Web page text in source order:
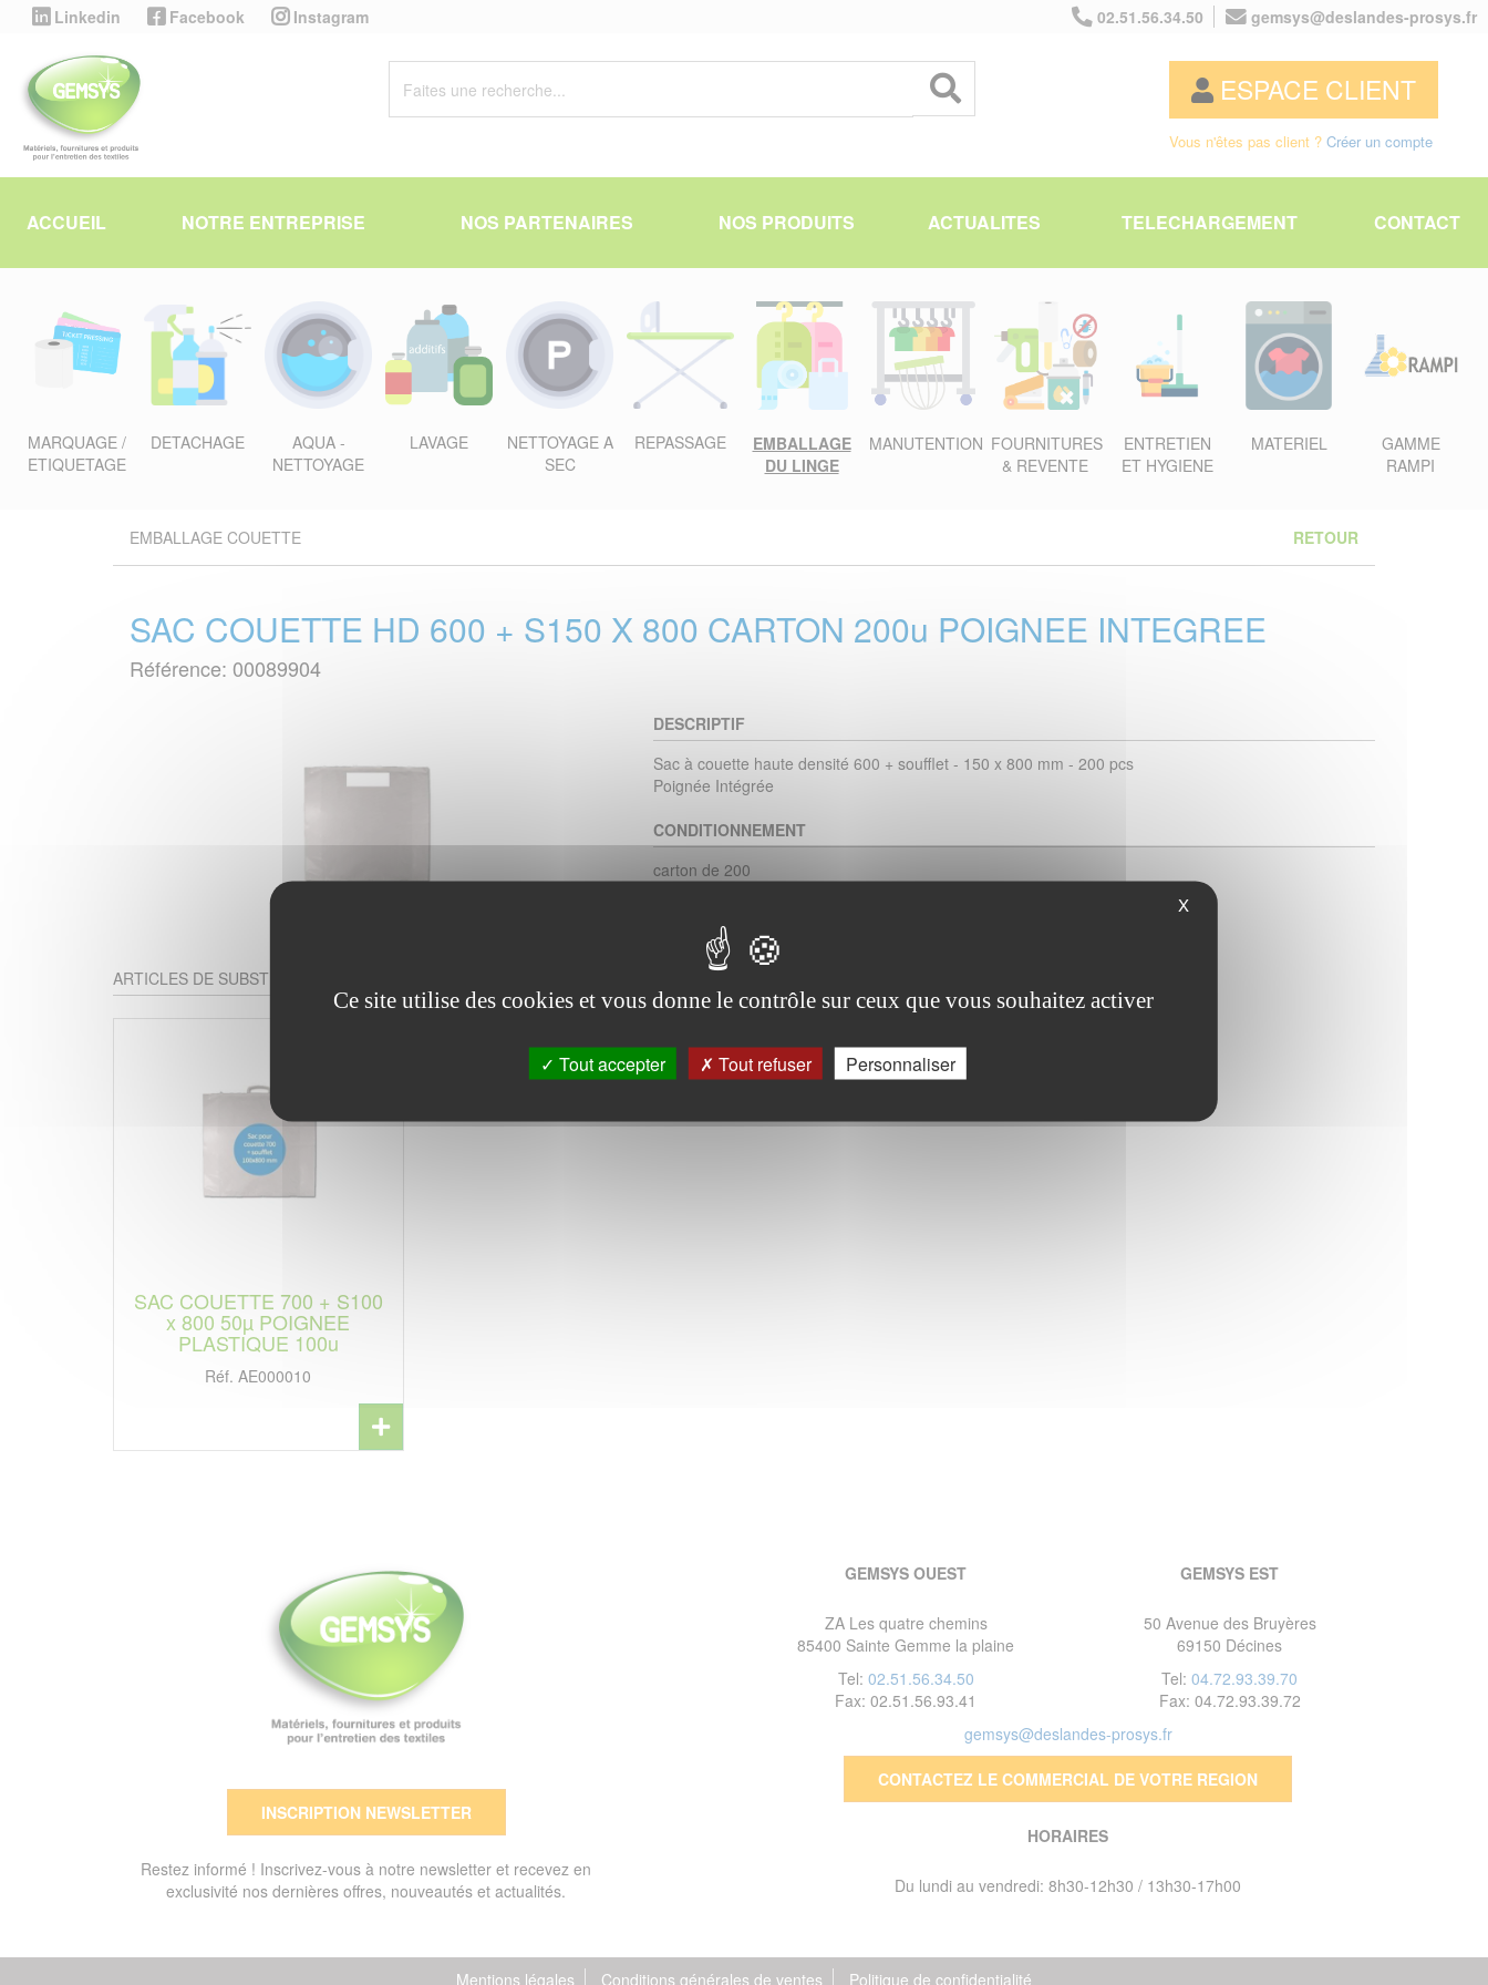
Linkedin Facebook Instagram 02.51.56.34.50 gemsys@deslandes-prosys.fr
ESPACE CLIENT
Vous n'êtes pas client ? Créer un compte
ACCUEIL NOTRE ENTREPRISE NOS PARTENAIRES NOS PRODUITS ACTUALITES TELECHARGEMENT CONTACT
MARQUAGE /
ETIQUETAGE
DETACHAGE
AQUA -
NETTOYAGE
LAVAGE
NETTOYAGE A
SEC
REPASSAGE
EMBALLAGE
DU LINGE
MANUTENTION FOURNITURES
& REVENTE
ENTRETIEN
ET HYGIENE
MATERIEL
GAMME
RAMPI
EMBALLAGE COUETTE RETOUR
SAC COUETTE HD 600 + S150 X 800 CARTON 200u POIGNEE INTEGREE
Référence: 00089904
DESCRIPTIF
Sac à couette haute densité 600 + soufflet - 150 x 800 mm - 200 pcs
Poignée Intégrée
CONDITIONNEMENT
carton de 200
ARTICLES DE SUBSTITUTION
SAC COUETTE 700 + S100
x 800 50µ POIGNEE
PLASTIQUE 100u
Réf. AE000010
INSCRIPTION NEWSLETTER
Restez informé ! Inscrivez-vous à notre newsletter et recevez en
exclusivité nos dernières offres, nouveautés et actualités.
GEMSYS OUEST
ZA Les quatre chemins
85400 Sainte Gemme la plaine
Tel: 02.51.56.34.50
Fax: 02.51.56.93.41
GEMSYS EST
50 Avenue des Bruyères
69150 Décines
Tel:04.72.93.39.70
Fax: 04.72.93.39.72
gemsys@deslandes-prosys.fr
CONTACTEZ LE COMMERCIAL DE VOTRE REGION
HORAIRES
Du lundi au vendredi: 8h30-12h30 / 13h30-17h00
Mentions légales Conditions générales de ventes Politique de confidentialité
Panneau de gestion des cookies
X
Ce site utilise des cookies et vous donne le contrôle sur ceux que vous souhaitez activer
Tout accepter Tout refuser Personnaliser